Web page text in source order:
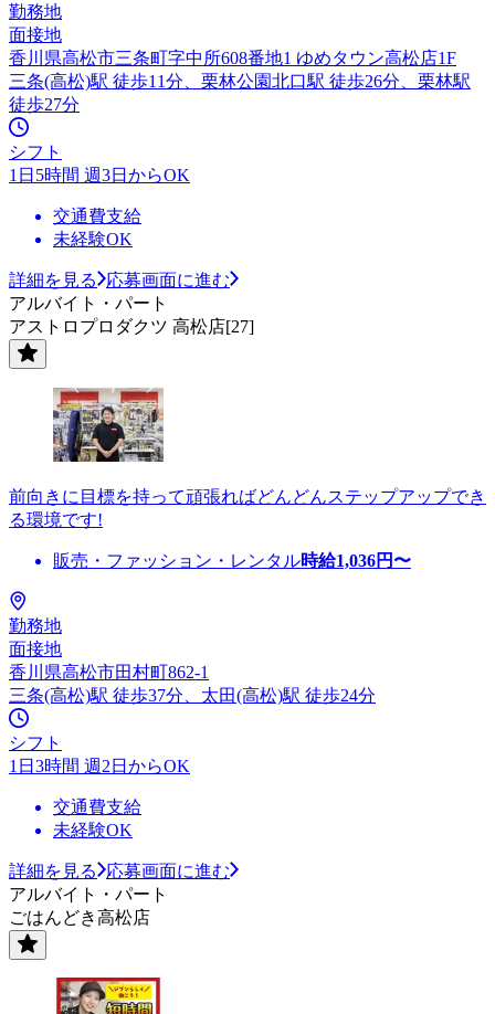
勤務地
面接地
香川県高松市三条町字中所608番地1 ゆめタウン高松店1F
三条(高松)駅 徒歩11分、栗林公園北口駅 徒歩26分、栗林駅
徒歩27分
シフト
1日5時間 週3日からOK
交通費支給
未経験OK
詳細を見る
応募画面に進む
アルバイト・パート
アストロプロダクツ 高松店[27]
前向きに目標を持って頑張ればどんどんステップアップでき
る環境です!
販売・ファッション・レンタル時給1,036円〜
勤務地
面接地
香川県高松市田村町862-1
三条(高松)駅 徒歩37分、太田(高松)駅 徒歩24分
シフト
1日3時間 週2日からOK
交通費支給
未経験OK
詳細を見る
応募画面に進む
アルバイト・パート
ごはんどき高松店